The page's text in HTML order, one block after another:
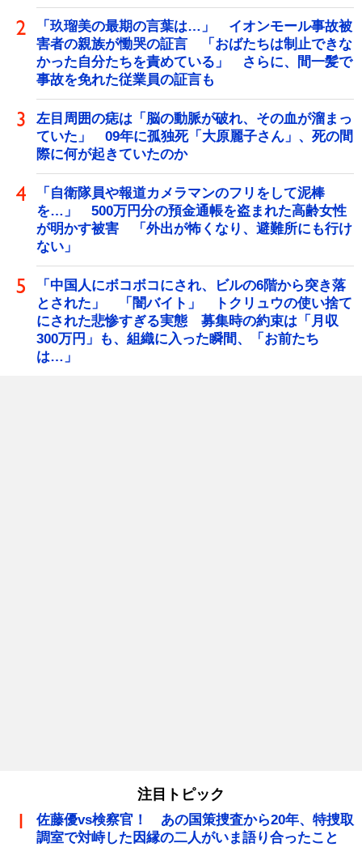
「玖瑠美の最期の言葉は…」 イオンモール事故被
害者の親族が慟哭の証言 「おばたちは制止できな
かった自分たちを責めている」 さらに、間一髪で
事故を免れた従業員の証言も
左目周囲の痣は「脳の動脈が破れ、その血が溜まっ
ていた」 09年に孤独死「大原麗子さん」、死の間
際に何が起きていたのか
「自衛隊員や報道カメラマンのフリをして泥棒
を…」 500万円分の預金通帳を盗まれた高齢女性
が明かす被害 「外出が怖くなり、避難所にも行け
ない」
「中国人にボコボコにされ、ビルの6階から突き落
とされた」 「闇バイト」 トクリュウの使い捨て
にされた悲惨すぎる実態 募集時の約束は「月収
300万円」も、組織に入った瞬間、「お前たち
は…」
注目トピック
佐藤優vs検察官！ あの国策捜査から20年、特捜取
調室で対峙した因縁の二人がいま語り合ったこと